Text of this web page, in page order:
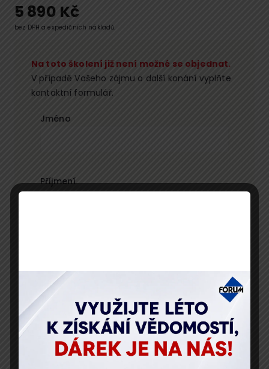
5 890 Kč
bez DPH a expedičních nákladů.
Na toto školení již není možné se objednat.
V případě Vašeho zájmu o další konání vyplňte
kontaktní formulář.
Jméno
Příjmení
Telefon